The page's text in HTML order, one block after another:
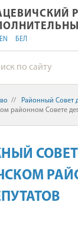
EN БЕЛ
// Районный Совет
районном Совете